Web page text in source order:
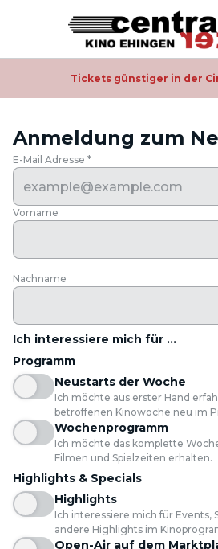
Tickets günstiger in der
Anmeldung zum
E-Mail Adresse *
Vorname
Nachname
Ich interessiere mich für ...
Programm
Neustarts der Woche
Ich möchte aus erster Hand
betroffenen Kinowoche neu im
Wochenprogramm
Ich möchte das komplette
Filmen und Spielzeiten erhalten.
Highlights & Specials
Highlights
Ich interessiere mich für Events,
andere Highlights im
Open-Air auf dem